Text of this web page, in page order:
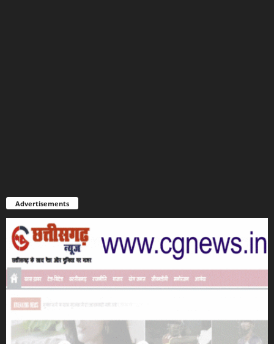
Advertisements